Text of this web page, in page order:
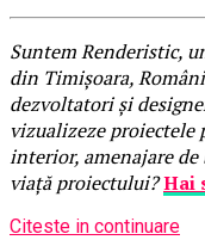
Suntem Renderistic,
din Timișoara,
dezvoltatori și
vizualizeze proiectele
interior, amenajare
viață proiectului?Hai
Citeste in continuare